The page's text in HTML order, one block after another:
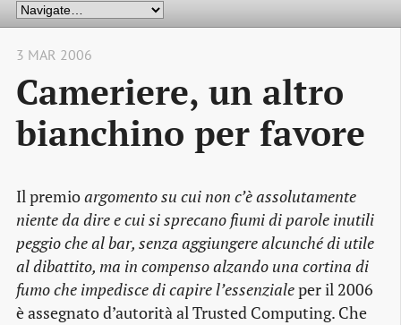
3 MAR 2006
Cameriere, un altro
bianchino per favore
Il premioargomento su cui non c’è assolutamente
niente da dire e cui si sprecano fiumi di parole inutili
peggio che al bar, senza aggiungere alcunché di utile
al dibattito, ma in compenso alzando una cortina di
fumo che impedisce di capire l’essenzialeper il 2006
è assegnato d’autorità al Trusted Computing. Che